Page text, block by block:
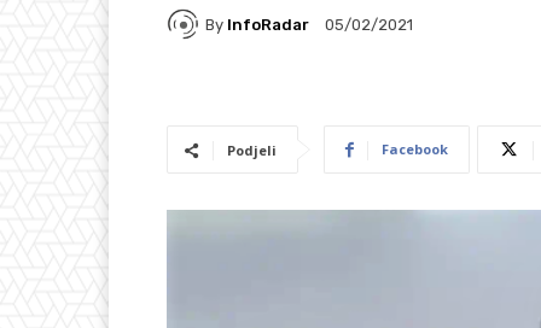
By InfoRadar 05/02/2021
Podjeli Facebook